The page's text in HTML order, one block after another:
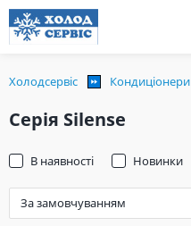
Холодсервіс Кондиціонери
Серія Silense
В наявності Новинки